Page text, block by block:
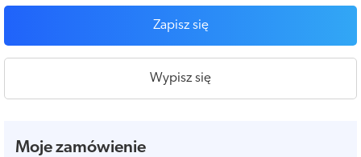
Zapisz się
Wypisz się
Moje zamówienie